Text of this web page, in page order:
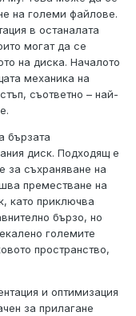
на големи файлове.
в останалата
могат да се
на диска. Началото
механика на
съответно – най-
бързата
диск. Подходящ е
за съхраняване на
преместване на
като приключва
бързо, но
големите
пространство,
и оптимизация
за прилагане